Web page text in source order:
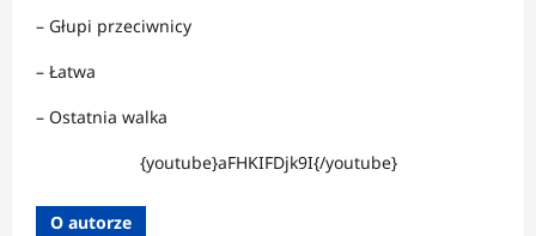
– Głupi przeciwnicy
– Łatwa
– Ostatnia walka
{youtube}aFHKIFDjk9I{/youtube}
O autorze